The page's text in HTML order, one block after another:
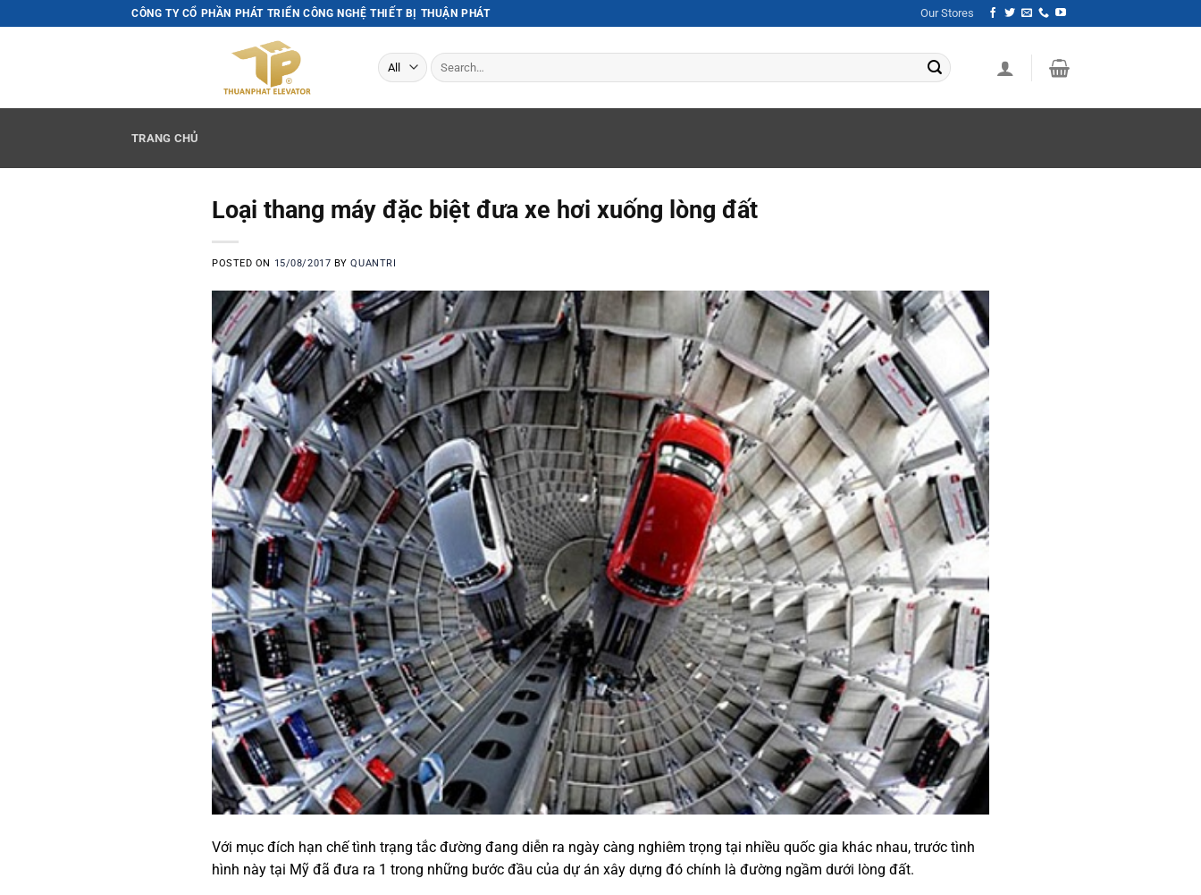
to
CÔNG TY CỔ PHẦN PHÁT TRIỂN CÔNG NGHỆ THIẾT BỊ THUẬN PHÁT Our Stores
Search
for:
TRANG CHỦ
Loại thang máy đặc biệt đưa xe hơi xuống lòng đất
POSTED ON 15/08/2017 BYQUANTRI
Với mục đích hạn chế tình trạng tắc đường đang diễn ra ngày càng nghiêm trọng tại nhiều quốc gia khác nhau, trước tình
hình này tại Mỹ đã đưa ra 1 trong những bước đầu của dự án xây dựng đó chính là đường ngầm dưới lòng đất.